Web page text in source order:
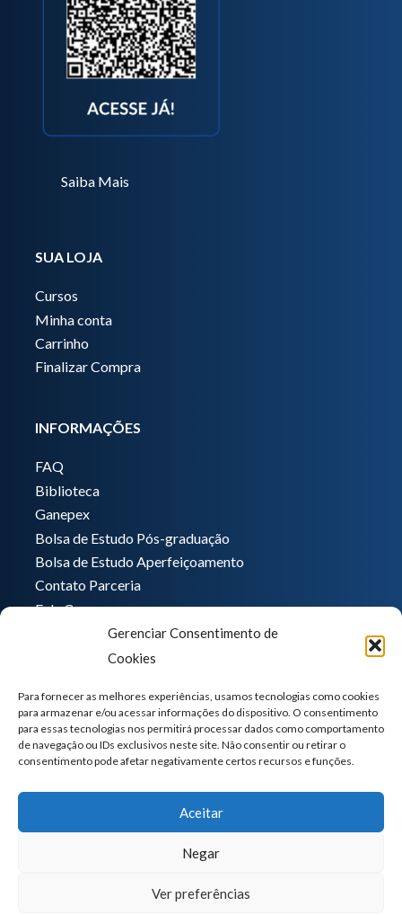
Gerenciar Consentimento de
Cookies
Para fornecer as melhores experiências, usamos tecnologias como cookies
para armazenar e/ou acessar informações do dispositivo. O consentimento
para essas tecnologias nos permitirá processar dados como comportamento
de navegação ou IDs exclusivos neste site. Não consentir ou retirar o
consentimento pode afetar negativamente certos recursos e funções.
Aceitar
Negar
Ver preferências
Saiba Mais
SUA LOJA
Cursos
Minha conta
Carrinho
Finalizar Compra
INFORMAÇÕES
FAQ
Biblioteca
Ganepex
Bolsa de Estudo Pós-graduação
Bolsa de Estudo Aperfeiçoamento
Contato Parceria
Fale Conosco
informatica@ganeplar.com.br